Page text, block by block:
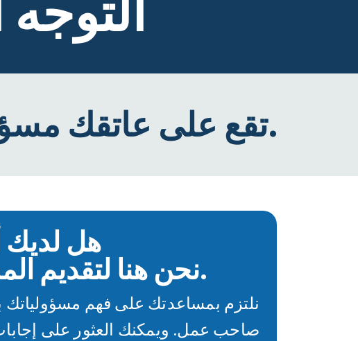
تقع على عاتقك مسؤولية ضمان تكافؤ الفرص بين العاملين.
هل لديك
نحن هنا لتقديم المساعدة.
نلتزم بمساعدتك على فهم
صاحب عمل. ويمكنك العثور على